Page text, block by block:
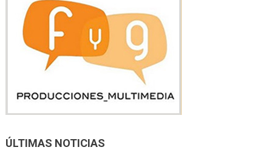
ÚLTIMAS NOTICIAS